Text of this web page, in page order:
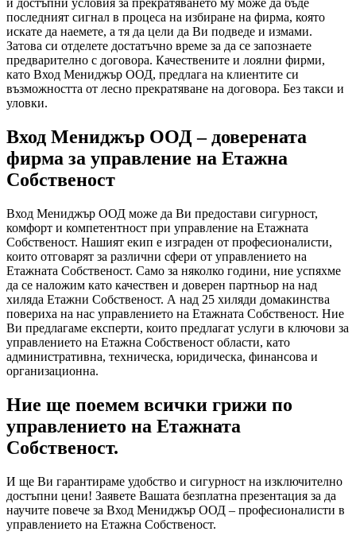
и достъпни условия за прекратяването му може да бъде
последният сигнал в процеса на избиране на фирма, която
искате да наемете, а тя да цели да Ви подведе и измами.
Затова си отделете достатъчно време за да се запознаете
предварително с договора. Качествените и лоялни фирми,
като Вход Мениджър ООД, предлага на клиентите си
възможността от лесно прекратяване на договора. Без такси и
уловки.
Вход Мениджър ООД – доверената
фирма за управление на Етажна
Собственост
Вход Мениджър ООД може да Ви предостави сигурност,
комфорт и компетентност при управление на Етажната
Собственост. Нашият екип е изграден от професионалисти,
които отговарят за различни сфери от управлението на
Етажната Собственост. Само за няколко години, ние успяхме
да се наложим като качествен и доверен партньор на над
хиляда Етажни Собственост. А над 25 хиляди домакинства
повериха на нас управлението на Етажната Собственост. Ние
Ви предлагаме експерти, които предлагат услуги в ключови за
управлението на Етажна Собственост области, като
административна, техническа, юридическа, финансова и
организационна.
Ние ще поемем всички грижи по
управлението на Етажната
Собственост.
И ще Ви гарантираме удобство и сигурност на изключително
достъпни цени! Заявете Вашата безплатна презентация за да
научите повече за Вход Мениджър ООД – професионалисти в
управлението на Етажна Собственост.